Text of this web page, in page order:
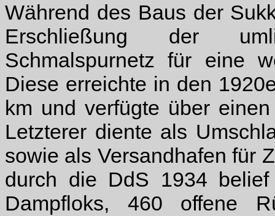
Während des Baus der
Erschließung der
Schmalspurnetz für eine
Diese erreichte in den
km und verfügte über
Letzterer diente als
sowie als Versandhafen für
durch die DdS 1934
Dampfloks, 460 offene